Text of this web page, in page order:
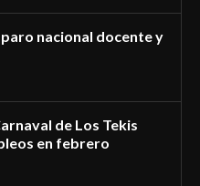
paro nacional docente y
de Los Tekis
en febrero